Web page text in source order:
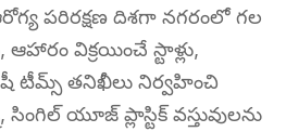
పరిరక్షణ దిశగా నగరంలో గల
ఆహారం విక్రయించే స్టాళ్లు,
టీమ్స్ తనిఖీలు నిర్వహించి
యూజ్ ప్లాస్టిక్ వస్తువులను